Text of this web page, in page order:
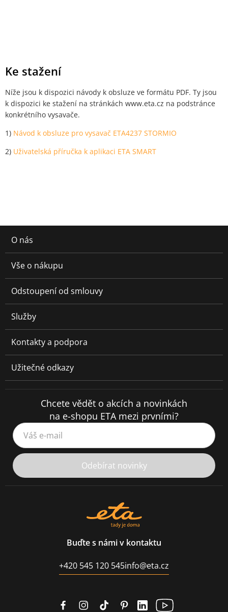
Ke stažení
Níže jsou k dispozici návody k obsluze ve formátu PDF. Ty jsou
k dispozici ke stažení na stránkách www.eta.cz na podstránce
konkrétního vysavače.
1) Návod k obsluze pro vysavač ETA4237 STORMIO
2) Uživatelská příručka k aplikaci ETA SMART
O nás
Vše o nákupu
Odstoupení od smlouvy
Služby
Kontakty a podpora
Užitečné odkazy
Chcete vědět o akcích a novinkách
na e-shopu ETA mezi prvními?
Váš e-mail
Odebírat novinky
Buďte s námi v kontaktu
+420 545 120 545info@eta.cz